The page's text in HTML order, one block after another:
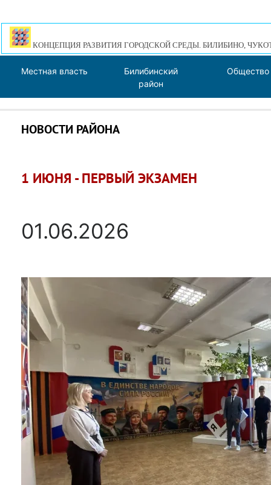
КОНЦЕПЦИЯ РАЗВИТИЯ ГОРОДСКОЙ СРЕДЫ. БИЛИБИНО,
Местная власть
Билибинский
район
Общество
НОВОСТИ РАЙОНА
1 ИЮНЯ - ПЕРВЫЙ ЭКЗАМЕН
01.06.2026